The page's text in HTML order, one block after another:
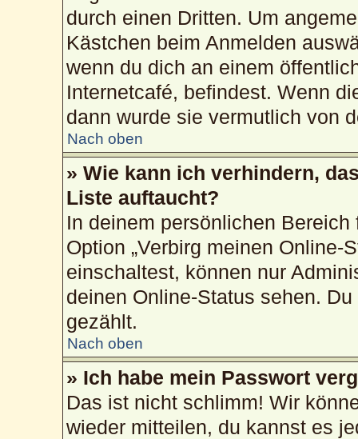
durch einen Dritten. Um
Kästchen beim Anmelden
wenn du dich an einem
Internetcafé, befindest. Wenn
dann wurde sie vermutlich von
Nach oben
» Wie kann ich verhindern,
Liste auftaucht?
In deinem persönlichen
Option „Verbirg meinen Online-
einschaltest, können nur
deinen Online-Status sehen.
gezählt.
Nach oben
» Ich habe mein Passwort
Das ist nicht schlimm! Wir
wieder mitteilen, du kannst es